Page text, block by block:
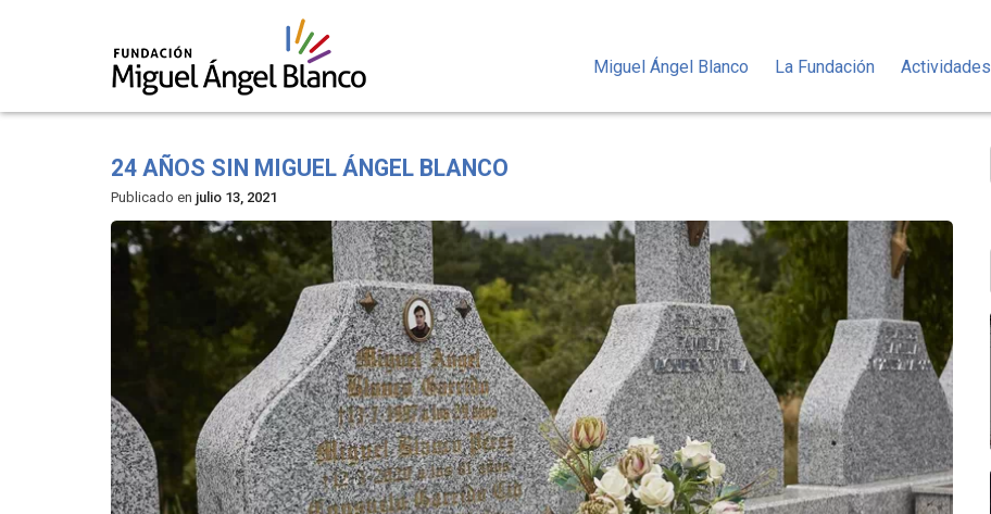
Miguel Ángel Blanco La Fundación Actividades
24 AÑOS SIN MIGUEL ÁNGEL BLANCO
Publicado en julio 13, 2021